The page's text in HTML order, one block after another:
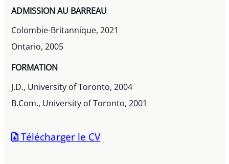
ADMISSION AU BARREAU
Colombie-Britannique, 2021
Ontario, 2005
FORMATION
J.D., University of Toronto, 2004
B.Com., University of Toronto, 2001
Télécharger le CV